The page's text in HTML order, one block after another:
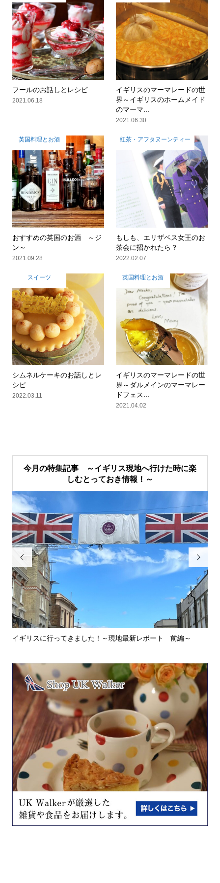
フールのお話しとレシピ
2021.06.18
イギリスのマーマレードの世
界～イギリスのホームメイド
のマーマ...
2021.06.30
英国料理とお酒
おすすめの英国のお酒 ～ジ
ン～
2021.09.28
紅茶・アフタヌーンティー
もしも、エリザベス女王のお
茶会に招かれたら？
2022.02.07
スイーツ
シムネルケーキのお話しとレ
シピ
2022.03.11
英国料理とお酒
イギリスのマーマレードの世
界～ダルメインのマーマレー
ドフェス...
2021.04.02
今月の特集記事 ～イギリス現地へ行けた時に楽
しむとっておき情報！～

イギリスに行ってきました！～現地最新レポート 前編～
